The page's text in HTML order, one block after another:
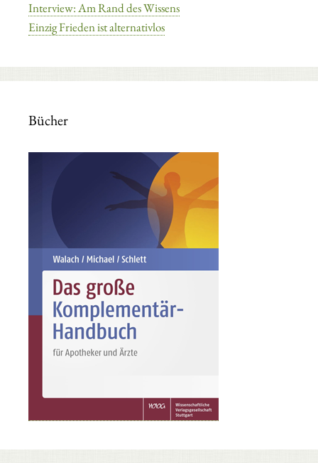
Interview: Am Rand des Wissens
Einzig Frieden ist alternativlos
Bücher